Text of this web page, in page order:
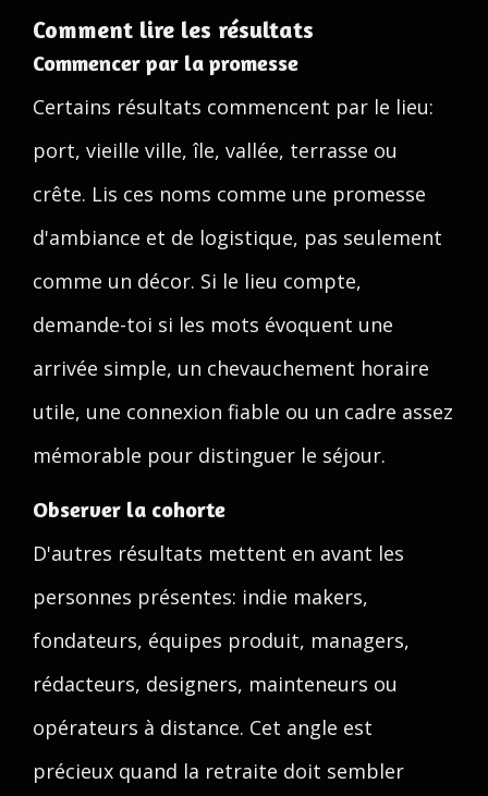
Comment lire les résultats
Commencer par la promesse
Certains résultats commencent par le lieu:
port, vieille ville, île, vallée, terrasse ou
crête. Lis ces noms comme une promesse
d'ambiance et de logistique, pas seulement
comme un décor. Si le lieu compte,
demande-toi si les mots évoquent une
arrivée simple, un chevauchement horaire
utile, une connexion fiable ou un cadre assez
mémorable pour distinguer le séjour.
Observer la cohorte
D'autres résultats mettent en avant les
personnes présentes: indie makers,
fondateurs, équipes produit, managers,
rédacteurs, designers, mainteneurs ou
opérateurs à distance. Cet angle est
précieux quand la retraite doit sembler